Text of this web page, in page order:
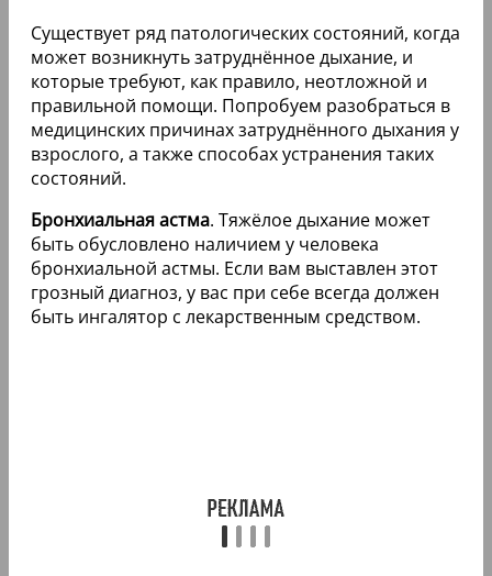
Существует ряд патологических состояний, когда
может возникнуть затруднённое дыхание, и
которые требуют, как правило, неотложной и
правильной помощи. Попробуем разобраться в
медицинских причинах затруднённого дыхания у
взрослого, а также способах устранения таких
состояний.
Бронхиальная астма. Тяжёлое дыхание может
быть обусловлено наличием у человека
бронхиальной астмы. Если вам выставлен этот
грозный диагноз, у вас при себе всегда должен
быть ингалятор с лекарственным средством.